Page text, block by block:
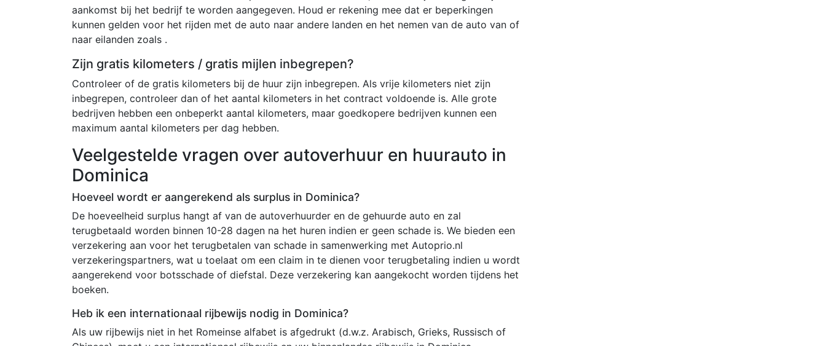
aankomst bij het bedrijf te worden aangegeven. Houd er rekening mee dat er beperkingen
kunnen gelden voor het rijden met de auto naar andere landen en het nemen van de auto van of
naar eilanden zoals .
Zijn gratis kilometers / gratis mijlen inbegrepen?
Controleer of de gratis kilometers bij de huur zijn inbegrepen. Als vrije kilometers niet zijn
inbegrepen, controleer dan of het aantal kilometers in het contract voldoende is. Alle grote
bedrijven hebben een onbeperkt aantal kilometers, maar goedkopere bedrijven kunnen een
maximum aantal kilometers per dag hebben.
Veelgestelde vragen over autoverhuur en huurauto in
Dominica
Hoeveel wordt er aangerekend als surplus in Dominica?
De hoeveelheid surplus hangt af van de autoverhuurder en de gehuurde auto en zal
terugbetaald worden binnen 10-28 dagen na het huren indien er geen schade is. We bieden een
verzekering aan voor het terugbetalen van schade in samenwerking met Autoprio.nl
verzekeringspartners, wat u toelaat om een claim in te dienen voor terugbetaling indien u wordt
aangerekend voor botsschade of diefstal. Deze verzekering kan aangekocht worden tijdens het
boeken.
Heb ik een internationaal rijbewijs nodig in Dominica?
Als uw rijbewijs niet in het Romeinse alfabet is afgedrukt (d.w.z. Arabisch, Grieks, Russisch of